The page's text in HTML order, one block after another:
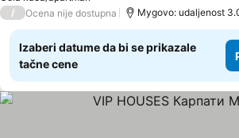
/
Ocena nije dostupna Mygovo: udaljenost
Izaberi datume da bi se prikazale
tačne cene